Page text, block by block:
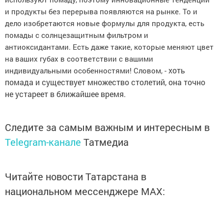
и продукты без перерыва появляются на рынке. То и
дело изобретаются новые формулы для продукта, есть
помады с солнцезащитным фильтром и
антиоксидантами. Есть даже такие, которые меняют цвет
на ваших губах в соответствии с вашими
индивидуальными особенностями! Словом, - хоть
помада и существует множество столетий, она точно
не устареет в ближайшее время.
Следите за самым важным и интересным в
Telegram-канале Татмедиа
Читайте новости Татарстана в
национальном мессенджере MАХ: